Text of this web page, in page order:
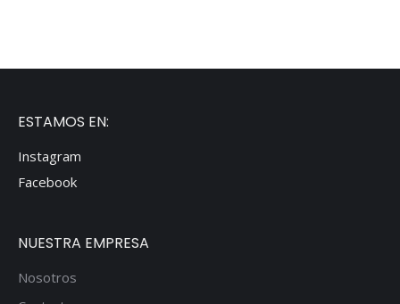
ESTAMOS EN:
Instagram
Facebook
NUESTRA EMPRESA
Nosotros